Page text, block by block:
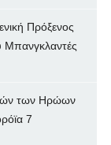
Πρόξενος
Μπανγκλαντές
των Ηρώων
7